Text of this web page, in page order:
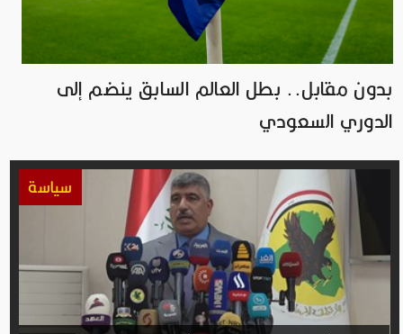
بدون مقابل.. بطل العالم السابق ينضم إلى
الدوري السعودي
سياسة